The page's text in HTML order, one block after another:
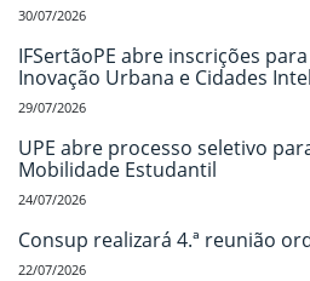
30/07/2026
IFSertãoPE abre inscrições
Inovação Urbana e Cidades
29/07/2026
UPE abre processo seletivo
Mobilidade Estudantil
24/07/2026
Consup realizará 4.ª reunião
22/07/2026